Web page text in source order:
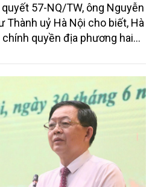
57-NQ/TW, ông Nguyễn
Thành uỷ Hà Nội cho biết, Hà
quyền địa phương hai
bản về phương thức quản
số, dữ liệu và đổi mới sáng
vận hành, hướng tới mục tiêu
nghiệp tốt hơn và xây